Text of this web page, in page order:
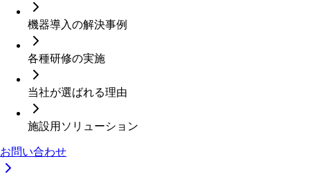
機器導入の解決事例
各種研修の実施
当社が選ばれる理由
施設用ソリューション
お問い合わせ